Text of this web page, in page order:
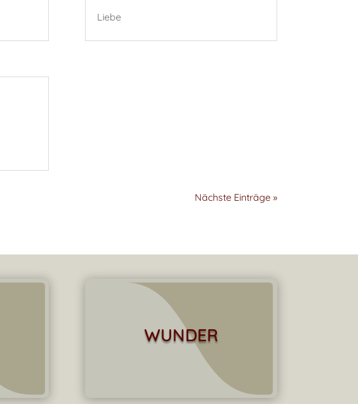
Liebe
Nächste Einträge »
WUNDER